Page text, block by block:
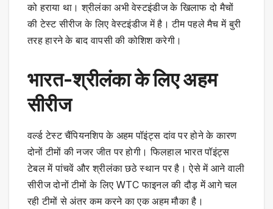
को हराया था। श्रीलंका अभी वेस्टइंडीज के खिलाफ दो मैचों
की टेस्ट सीरीज के लिए वेस्‍टइंडीज में है। टीम पहले मैच में बुरी
तरह हारने के बाद वापसी की कोशिश करेगी।
भारत-श्रीलंका के लिए अहम
सीरीज
वर्ल्ड टेस्ट चैंपियनशिप के अहम पॉइंट्स दांव पर होने के कारण
दोनों टीमों की नजर जीत पर होगी। फिलहाल भारत पॉइंट्स
टेबल में पांचवें और श्रीलंका छठे स्थान पर है। ऐसे में आने वाली
सीरीज दोनों टीमों के लिए WTC फाइनल की दौड़ में आगे चल
रही टीमों से अंतर कम करने का एक अहम मौका है।